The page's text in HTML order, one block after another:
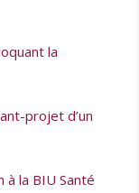
la
projet d’un
à la BIU Santé